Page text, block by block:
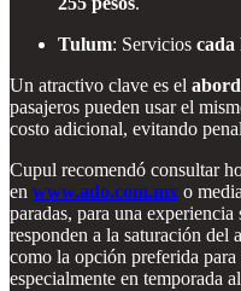
Tulum: Servicios cada
Un atractivo clave es el
pasajeros pueden usar el
costo adicional, evitando
Cupul recomendó consultar
en www.ado.com.mx o
paradas, para una
responden a la saturación del
como la opción preferida para
especialmente en temporada